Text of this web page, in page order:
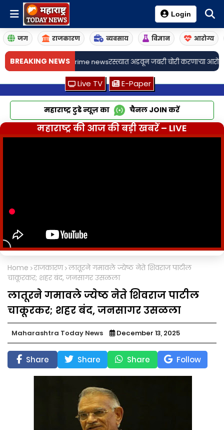
Login
जग राजकारण व्यवसाय विज्ञान आरोग्य
BREAKING NEWS
आरोप• Crime newsरस्त्यात अडवून जबरी चोरी करणाऱ्या आरोपींना बिबवेवाडी
Live TV E-Paper
महाराष्ट्र टुडे न्यूज़ का चैनल JOIN करें
महाराष्ट्र की आज की बड़ी खबरें – LIVE
Home राजकारण लातूरने गमावले ज्येष्ठ नेते शिवराज पाटील
चाकूरकर; शहर बंद, जनसागर उसळला
लातूरने गमावले ज्येष्ठ नेते शिवराज पाटील
चाकूरकर; शहर बंद, जनसागर उसळला
Maharashtra Today News December 13, 2025
Share Share Share Follow